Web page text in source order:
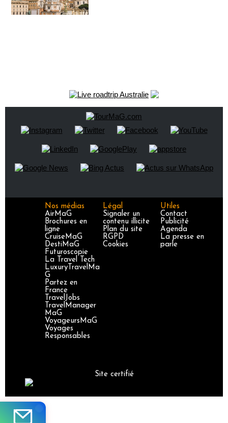
Nos médias
AirMaG
Brochures en
ligne
CruiseMaG
DestiMaG
Futuroscopie
La Travel Tech
LuxuryTravelMa
G
Partez en
France
TravelJobs
TravelManager
MaG
VoyageursMaG
Voyages
Responsables
Légal
Signaler un
contenu illicite
Plan du site
RGPD
Cookies
Utiles
Contact
Publicité
Agenda
La presse en
parle
Site certifié